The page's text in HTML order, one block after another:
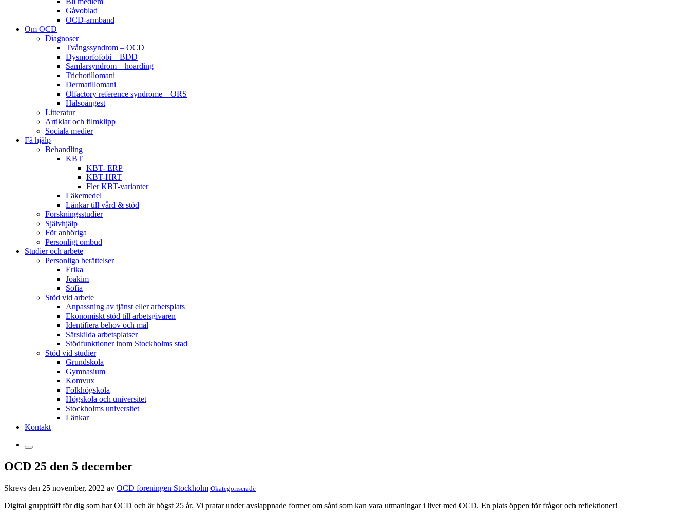
Gåvoblad
OCD-armband
Om OCD
Diagnoser
Tvångssyndrom – OCD
Dysmorfofobi – BDD
Samlarsyndrom – hoarding
Trichotillomani
Dermatillomani
Olfactory reference syndrome – ORS
Hälsoångest
Litteratur
Artiklar och filmklipp
Sociala medier
Få hjälp
Behandling
KBT
KBT- ERP
KBT-HRT
Fler KBT-varianter
Läkemedel
Länkar till vård & stöd
Forskningsstudier
Självhjälp
För anhöriga
Personligt ombud
Studier och arbete
Personliga berättelser
Erika
Joakim
Sofia
Stöd vid arbete
Anpassning av tjänst eller arbetsplats
Ekonomiskt stöd till arbetsgivaren
Identifiera behov och mål
Särskilda arbetsplatser
Stödfunktioner inom Stockholms stad
Stöd vid studier
Grundskola
Gymnasium
Komvux
Folkhögskola
Högskola och universitet
Stockholms universitet
Länkar
Kontakt
OCD 25 den 5 december
Skrevs den 25 november, 2022 av OCD foreningen Stockholm Okategoriserade
Digital gruppträff för dig som har OCD och är högst 25 år. Vi pratar under avslappnade former om sånt som kan vara utmaningar i livet med OCD. En plats öppen för frågor och reflektioner!